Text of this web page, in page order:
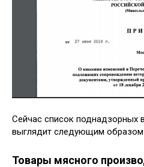
Сейчас список поднадзорных
выглядит следующим образом:
Товары мясного